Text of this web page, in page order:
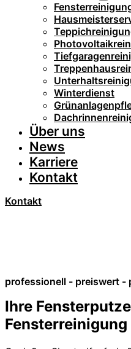
Winterdienst
Über uns
News
Karriere
Kontakt
Kontakt
professionell - preiswert -
Ihre